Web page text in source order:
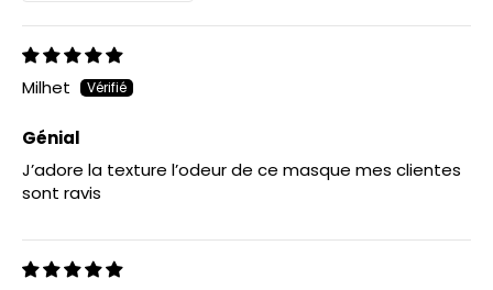
Milhet
Génial
J’adore la texture l’odeur de ce masque mes clientes
sont ravis